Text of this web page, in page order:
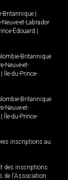
Britannique
Neuve-et-Labrador
Édouard
Britannique
Neuve-et-
Île-du-Prince-
Britannique
Neuve-et-
Île-du-Prince-
inscriptions au
des inscriptions
de l'Association